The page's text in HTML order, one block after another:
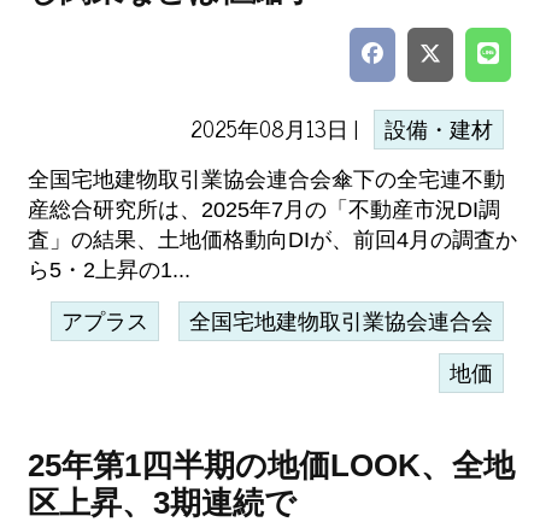
2025年08月13日 | 設備・建材
全国宅地建物取引業協会連合会傘下の全宅連不動
産総合研究所は、2025年7月の「不動産市況DI調
査」の結果、土地価格動向DIが、前回4月の調査か
ら5・2上昇の1...
アプラス 全国宅地建物取引業協会連合会
地価
25年第1四半期の地価LOOK、全地
区上昇、3期連続で